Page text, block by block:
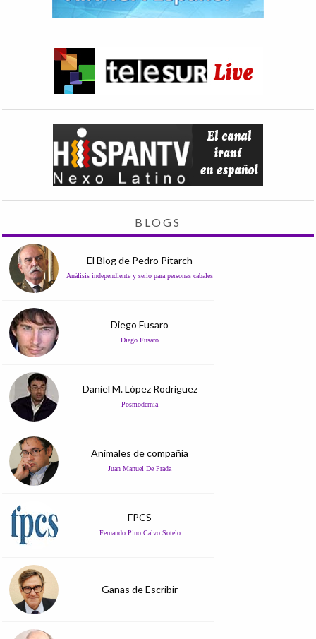
BLOGS
El Blog de Pedro Pitarch
Análisis independiente y serio para personas cabales
Diego Fusaro
Diego Fusaro
Daniel M. López Rodríguez
Posmodernia
Animales de compañía
Juan Manuel De Prada
FPCS
Fernando Pino Calvo Sotelo
Ganas de Escribir